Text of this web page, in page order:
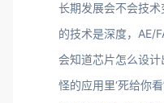
长期发展会不会技术
的技术是深度，AE/
会知道芯片怎么设
怪的应用里‘死给你